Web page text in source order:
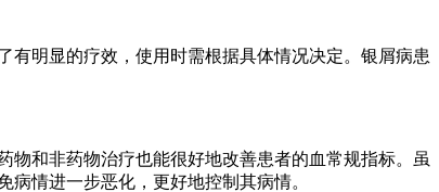
明显的疗效，使用时需根据具体情况决定。银屑病患
和非药物治疗也能很好地改善患者的血常规指标。虽
情进一步恶化，更好地控制其病情。